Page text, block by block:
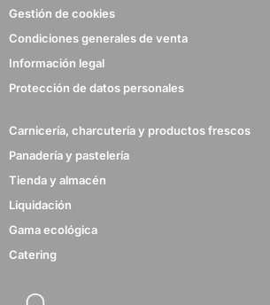
Gestión de cookies
Condiciones generales de venta
Información legal
Protección de datos personales
Carnicería, charcutería y productos frescos
Panadería y pastelería
Tienda y almacén
Liquidación
Gama ecológica
Catering